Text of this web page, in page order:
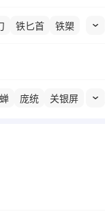
铁匕首
铁槊
庞统
关银屏